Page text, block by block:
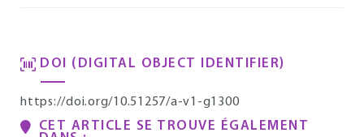
DOI (DIGITAL OBJECT IDENTIFIER)
https://doi.org/10.51257/a-v1-g1300
CET ARTICLE SE TROUVE ÉGALEMENT